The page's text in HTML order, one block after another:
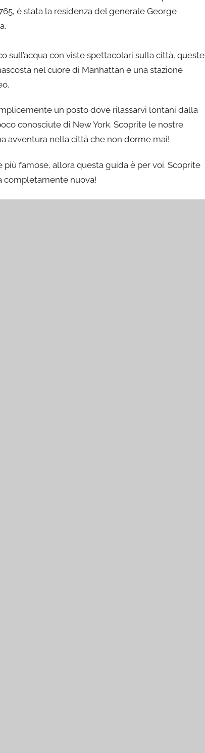
è stata la residenza del generale George
sull’acqua con viste spettacolari sulla città, queste
nel cuore di Manhattan e una stazione
un posto dove rilassarvi lontani dalla
conosciute di New York. Scoprite le nostre
avventura nella città che non dorme mai!
famose, allora questa guida è per voi. Scoprite
completamente nuova!